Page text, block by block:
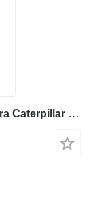
Isumo SOLENOIDE 122-5053 sensor para Caterpillar 2126/3116 excavadora